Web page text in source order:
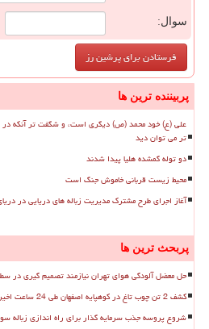
سوال:
پربیننده ترین ها
علی (ع) خود محمد (ص) دیگری است، و شگفت تر آنکه در
تر می توان دید
دو توله گمشده هلیا پیدا شدند
محیط زیست قربانی خاموش جنگ است
آغاز اجرای طرح مشترک مدیریت زباله های دریایی در
پربحث ترین ها
حل معضل آلودگی هوای تهران نیازمند تصمیم گیری در
کشف 2 تن چوب تاغ در کوهپایه اصفهان طی 24 ساعت اخیر 8 نفر دستگیر شدند
شروع پروسه جذب سرمایه گذار برای راه اندازی زباله سوز ۳۰۰ تنی